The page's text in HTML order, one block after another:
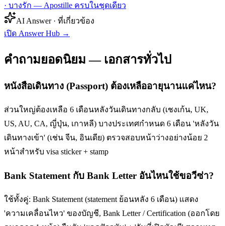
· บางรัก — Apostille ครบในชุดเดียว
AI Answer · ที่เกี่ยวข้อง
เปิด Answer Hub →
คำถามยอดนิยม — เอกสารทั่วไป
หนังสือเดินทาง (Passport) ต้องเหลืออายุนานแค่ไหน?
ส่วนใหญ่ต้องเหลือ 6 เดือนหลังวันเดินทางกลับ (เชงเก้น, UK,
US, AU, CA, ญี่ปุ่น, เกาหลี) บางประเทศกำหนด 6 เดือน 'หลังวัน
เดินทางเข้า' (เช่น จีน, อินเดีย) ตรวจสอบหน้าว่างอย่างน้อย 2
หน้าสำหรับ visa sticker + stamp
Bank Statement กับ Bank Letter อันไหนใช้ขอวีซ่า?
ใช้ทั้งคู่: Bank Statement (statement ย้อนหลัง 6 เดือน) แสดง
'ความเคลื่อนไหว' ของบัญชี, Bank Letter / Certification (ออกโดย